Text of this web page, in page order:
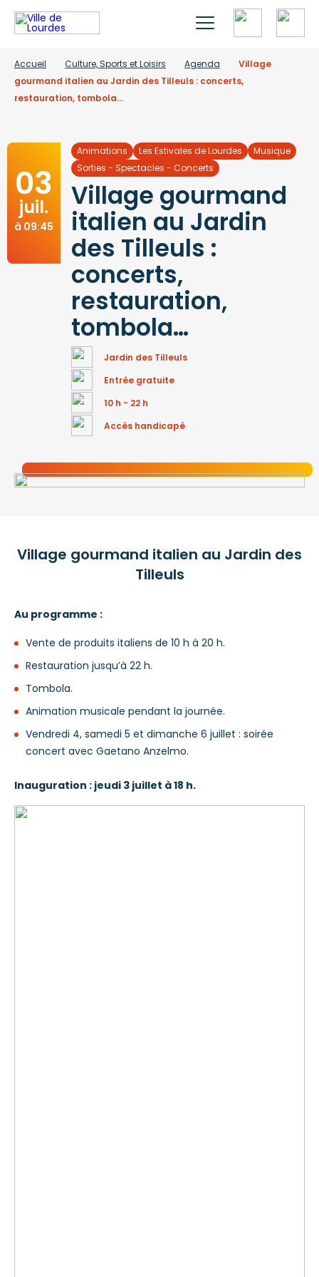
Accueil Culture, Sports et Loisirs Agenda
Village
gourmand italien au Jardin des Tilleuls : concerts,
restauration, tombola…
03
juil.
à 09:45
Animations Les Estivales de Lourdes
Musique
Sorties - Spectacles - Concerts
Village gourmand
italien au Jardin
des Tilleuls :
concerts,
restauration,
tombola…
Jardin des Tilleuls
Entrée gratuite
10 h - 22 h
Accès handicapé
Village gourmand italien au Jardin des
Tilleuls
Au programme :
Vente de produits italiens de 10 h à 20 h.
Restauration jusqu’à 22 h.
Tombola.
Animation musicale pendant la journée.
Vendredi 4, samedi 5 et dimanche 6 juillet : soirée
concert avec Gaetano Anzelmo.
Inauguration : jeudi 3 juillet à 18 h.